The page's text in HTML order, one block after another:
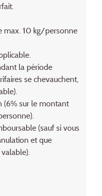
max. 10 kg/personne
la période
se chevauchent,
(6% sur le montant
(sauf si vous
et que